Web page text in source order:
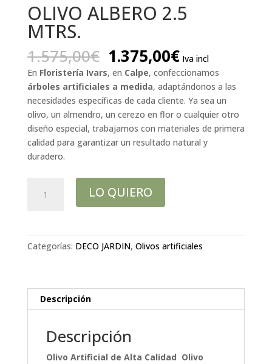
OLIVO ALBERO 2.5
MTRS.
1.575,00€ El
precio
original
era:
1.575,00€.
1.375,00€El
precio
actual
es:
1.375,00€.
Iva incl
En Floristería Ivars, en Calpe, confeccionamos
árboles artificiales a medida, adaptándonos a las
necesidades específicas de cada cliente. Ya sea un
olivo, un almendro, un cerezo en flor o cualquier otro
diseño especial, trabajamos con materiales de primera
calidad para garantizar un resultado natural y
duradero.
ALBERO
LO QUIERO
Categorías: DECO JARDIN, Olivos artificiales
Descripción
Descripción
Olivo Artificial de Alta Calidad Olivo